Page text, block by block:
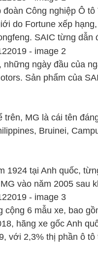
Công nghiệp Ô
do Fortune xếp
SAIC từng
những ngày đầu của
Sản phẩm của
trên, MG là cái tên
Bruinei,
1924 tại Anh quốc,
vào năm 2005 sau
cộng 6 mẫu xe, bao
hãng xe gốc Anh
với 2,3% thị phần ô tô